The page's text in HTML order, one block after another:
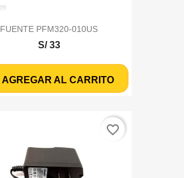
FUENTE PFM320-010US
S/ 33
AGREGAR AL CARRITO
favorite_border